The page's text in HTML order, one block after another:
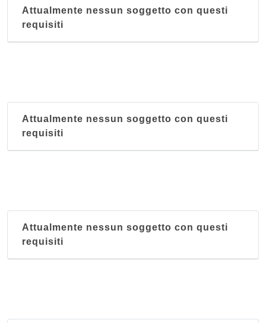
Attualmente nessun soggetto con questi
requisiti
Attualmente nessun soggetto con questi
requisiti
Attualmente nessun soggetto con questi
requisiti